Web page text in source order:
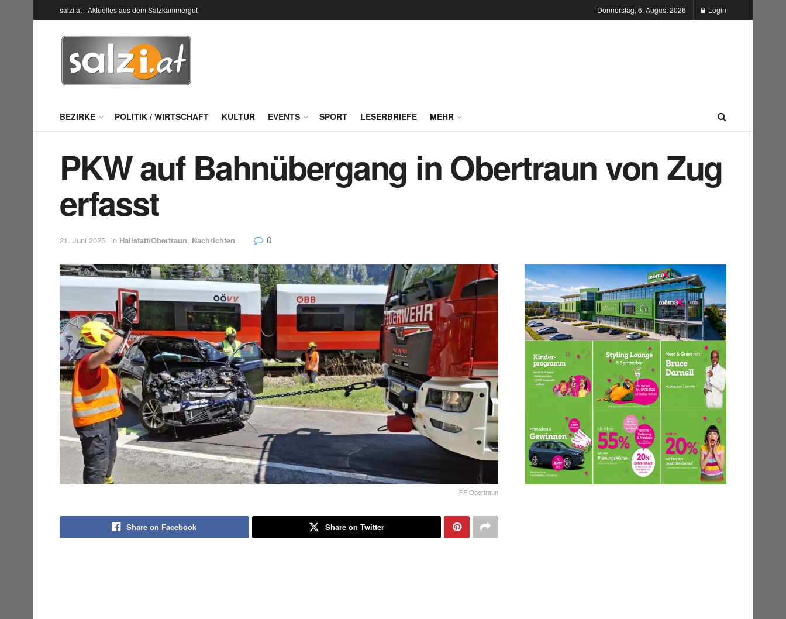
salzi.at - Aktuelles aus dem Salzkammergut Donnerstag, 6. August 2026 Login
BEZIRKE POLITIK / WIRTSCHAFT KULTUR EVENTS SPORT LESERBRIEFE MEHR
PKW auf Bahnübergang in Obertraun von Zug
erfasst
21. Juni 2025 in Hallstatt/Obertraun, Nachrichten 0
FF Obertraun
Share on Facebook Share on Twitter